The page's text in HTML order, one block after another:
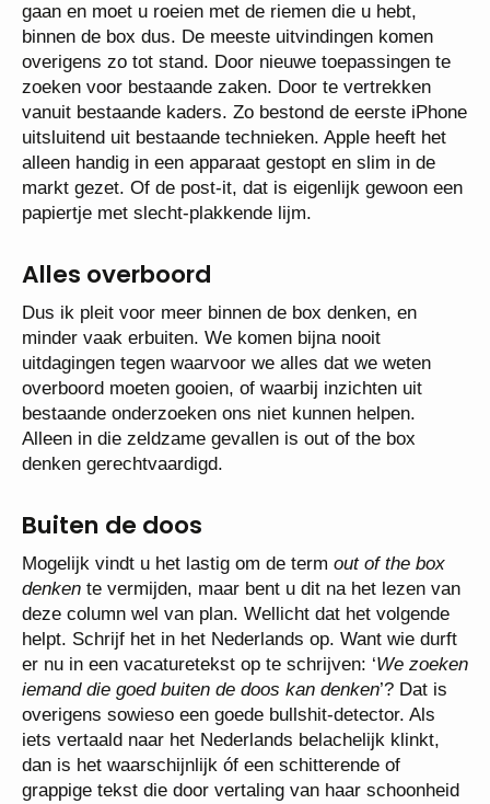
gaan en moet u roeien met de riemen die u hebt,
binnen de box dus. De meeste uitvindingen komen
overigens zo tot stand. Door nieuwe toepassingen te
zoeken voor bestaande zaken. Door te vertrekken
vanuit bestaande kaders. Zo bestond de eerste iPhone
uitsluitend uit bestaande technieken. Apple heeft het
alleen handig in een apparaat gestopt en slim in de
markt gezet. Of de post-it, dat is eigenlijk gewoon een
papiertje met slecht-plakkende lijm.
Alles overboord
Dus ik pleit voor meer binnen de box denken, en
minder vaak erbuiten. We komen bijna nooit
uitdagingen tegen waarvoor we alles dat we weten
overboord moeten gooien, of waarbij inzichten uit
bestaande onderzoeken ons niet kunnen helpen.
Alleen in die zeldzame gevallen is out of the box
denken gerechtvaardigd.
Buiten de doos
Mogelijk vindt u het lastig om de term out of the box
denken te vermijden, maar bent u dit na het lezen van
deze column wel van plan. Wellicht dat het volgende
helpt. Schrijf het in het Nederlands op. Want wie durft
er nu in een vacaturetekst op te schrijven: ‘We zoeken
iemand die goed buiten de doos kan denken’? Dat is
overigens sowieso een goede bullshit-detector. Als
iets vertaald naar het Nederlands belachelijk klinkt,
dan is het waarschijnlijk óf een schitterende of
grappige tekst die door vertaling van haar schoonheid